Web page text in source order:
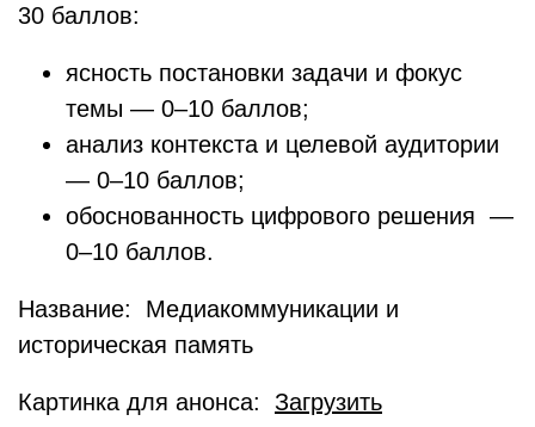
30 баллов:
ясность постановки задачи и фокус
темы — 0–10 баллов;
анализ контекста и целевой аудитории
— 0–10 баллов;
обоснованность цифрового решения —
0–10 баллов.
Название: Медиакоммуникации и
историческая память
Картинка для анонса: Загрузить